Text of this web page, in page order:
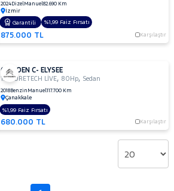
2024DizelManuel82.690 Km
İzmir
875.000 TL Karşılaştır
Garantili %1,99 Faiz Fırsatı
CITROEN C- ELYSEE
1.2 PURETECH LİVE, 80Hp, Sedan
2018Benzin Manuel117.700 Km
Çanakkale
680.000 TL Karşılaştır
%1,99 Faiz Fırsatı